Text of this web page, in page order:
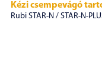
Kézi csempevágó
Rubi STAR-N / STAR-N-